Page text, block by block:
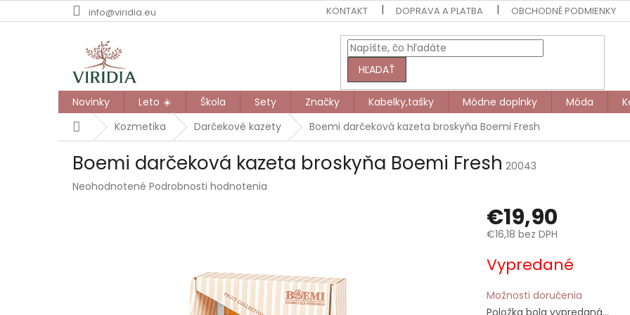
na
info@viridia.eu KONTAKT DOPRAVA A PLATBA OBCHODNÉ PODMIENKY
HĽADAŤ
Novinky Leto ☀️ Škola Sety Značky Kabelky,tašky Módne doplnky Móda
DomovKozmetika Darčekové kazety Boemi darčeková kazeta broskyňa Boemi Fresh
Boemi darčeková kazeta broskyňa Boemi Fresh 20043
Priemerné
Neohodnotené Podrobnosti hodnotenia
€19,90
€16,18 bez DPH
cena:
Vypredané
Možnosti doručenia